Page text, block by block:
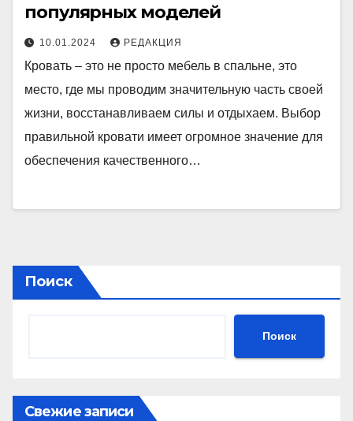
популярных моделей
10.01.2024 РЕДАКЦИЯ
Кровать – это не просто мебель в спальне, это
место, где мы проводим значительную часть своей
жизни, восстанавливаем силы и отдыхаем. Выбор
правильной кровати имеет огромное значение для
обеспечения качественного…
Поиск
Поиск
Свежие записи